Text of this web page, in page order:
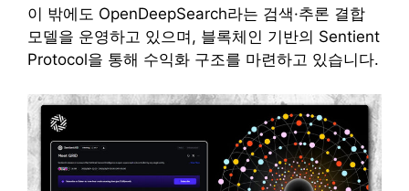
이 밖에도 OpenDeepSearch라는 검색·추론 결합
모델을 운영하고 있으며, 블록체인 기반의 Sentient
Protocol을 통해 수익화 구조를 마련하고 있습니다.